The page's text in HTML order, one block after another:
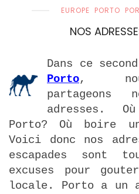
EUROPE PORTO
NOS
Dans ce
Porto,
partageons
adresses.
Porto? Où boire
Voici donc nos
escapades sont
excuses pour
locale. Porto a un